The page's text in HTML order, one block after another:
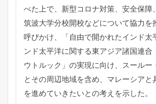
べた上で、新型コロナ対策、安全保障
筑波大学分校開校などについて協力を
呼びかけ、「 自由で開かれたインド太
ンド太平洋に関する東アジア諸国連合
ウトルック」の実現に向け、スールー
とその周辺地域を含め、 マレーシアと
を進めていきたいとの考えを示した。